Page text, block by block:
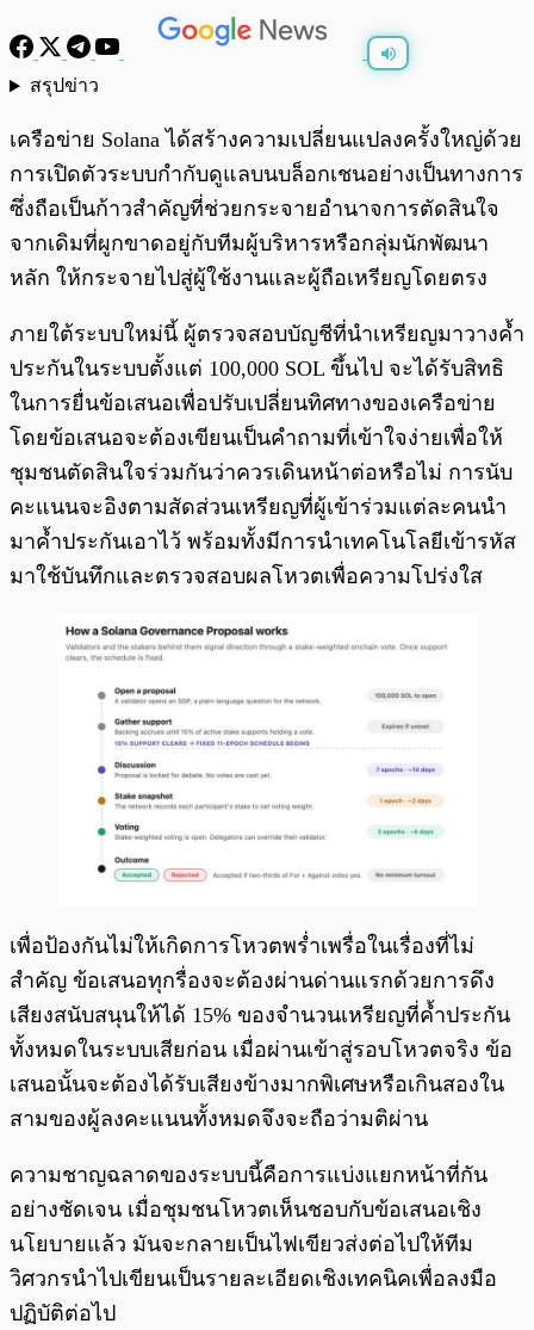
สรุปข่าว
เครือข่าย Solana ได้สร้างความเปลี่ยนแปลงครั้งใหญ่ด้วย
การเปิดตัวระบบกำกับดูแลบนบล็อกเชนอย่างเป็นทางการ
ซึ่งถือเป็นก้าวสำคัญที่ช่วยกระจายอำนาจการตัดสินใจ
จากเดิมที่ผูกขาดอยู่กับทีมผู้บริหารหรือกลุ่มนักพัฒนา
หลัก ให้กระจายไปสู่ผู้ใช้งานและผู้ถือเหรียญโดยตรง
ภายใต้ระบบใหม่นี้ ผู้ตรวจสอบบัญชีที่นำเหรียญมาวางค้ำ
ประกันในระบบตั้งแต่ 100,000 SOL ขึ้นไป จะได้รับสิทธิ
ในการยื่นข้อเสนอเพื่อปรับเปลี่ยนทิศทางของเครือข่าย
โดยข้อเสนอจะต้องเขียนเป็นคำถามที่เข้าใจง่ายเพื่อให้
ชุมชนตัดสินใจร่วมกันว่าควรเดินหน้าต่อหรือไม่ การนับ
คะแนนจะอิงตามสัดส่วนเหรียญที่ผู้เข้าร่วมแต่ละคนนำ
มาค้ำประกันเอาไว้ พร้อมทั้งมีการนำเทคโนโลยีเข้ารหัส
มาใช้บันทึกและตรวจสอบผลโหวตเพื่อความโปร่งใส
เพื่อป้องกันไม่ให้เกิดการโหวตพร่ำเพรื่อในเรื่องที่ไม่
สำคัญ ข้อเสนอทุกรื่องจะต้องผ่านด่านแรกด้วยการดึง
เสียงสนับสนุนให้ได้ 15% ของจำนวนเหรียญที่ค้ำประกัน
ทั้งหมดในระบบเสียก่อน เมื่อผ่านเข้าสู่รอบโหวตจริง ข้อ
เสนอนั้นจะต้องได้รับเสียงข้างมากพิเศษหรือเกินสองใน
สามของผู้ลงคะแนนทั้งหมดจึงจะถือว่ามติผ่าน
ความชาญฉลาดของระบบนี้คือการแบ่งแยกหน้าที่กัน
อย่างชัดเจน เมื่อชุมชนโหวตเห็นชอบกับข้อเสนอเชิง
นโยบายแล้ว มันจะกลายเป็นไฟเขียวส่งต่อไปให้ทีม
วิศวกรนำไปเขียนเป็นรายละเอียดเชิงเทคนิคเพื่อลงมือ
ปฏิบัติต่อไป